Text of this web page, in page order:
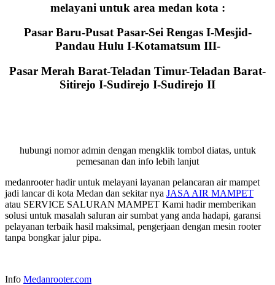
melayani untuk area medan kota :
Pasar Baru-Pusat Pasar-Sei Rengas I-Mesjid-
Pandau Hulu I-Kotamatsum III-
Pasar Merah Barat-Teladan Timur-Teladan Barat-
Sitirejo I-Sudirejo I-Sudirejo II
hubungi nomor admin dengan mengklik tombol diatas, untuk
pemesanan dan info lebih lanjut
medanrooter hadir untuk melayani layanan pelancaran air mampet
jadi lancar di kota Medan dan sekitar nya JASA AIR MAMPET
atau SERVICE SALURAN MAMPET Kami hadir memberikan
solusi untuk masalah saluran air sumbat yang anda hadapi, garansi
pelayanan terbaik hasil maksimal, pengerjaan dengan mesin rooter
tanpa bongkar jalur pipa.
Info Medanrooter.com